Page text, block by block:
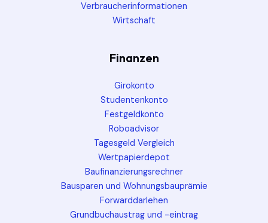
Verbraucherinformationen
Wirtschaft
Finanzen
Girokonto
Studentenkonto
Festgeldkonto
Roboadvisor
Tagesgeld Vergleich
Wertpapierdepot
Baufinanzierungsrechner
Bausparen und Wohnungsbauprämie
Forwarddarlehen
Grundbuchaustrag und -eintrag